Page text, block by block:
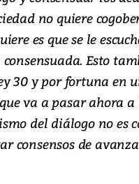
no quiere
es que se le
Esto
30 y por fortuna en
va a pasar ahora
del diálogo no es
consensos de